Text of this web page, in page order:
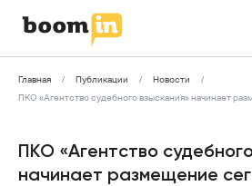
Главная Публикации
Новости
ПКО «Агентство судебного взыскания» начинает
ПКО «Агентство
начинает размещение